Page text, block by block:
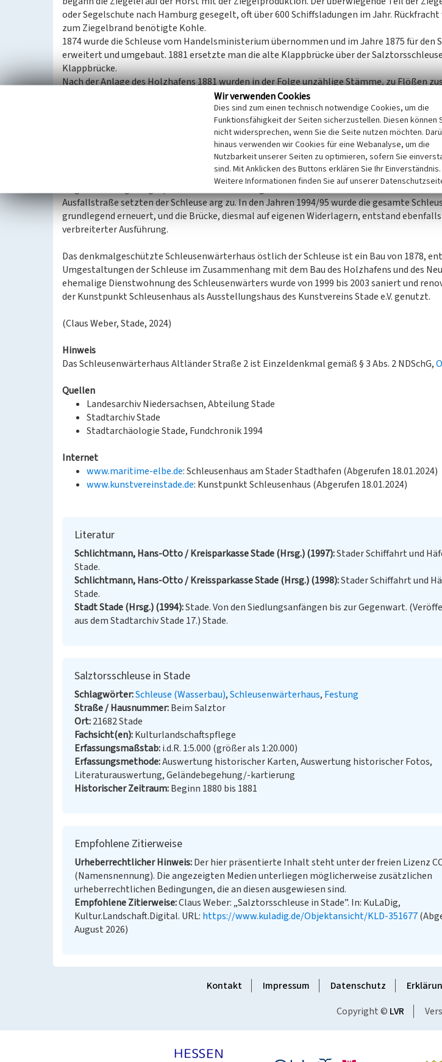
oder Segelschute nach Hamburg gesegelt, oft über 600 Schiffsladungen im Jahr.
zum Ziegelbrand benötigte Kohle.
1874 wurde die Schleuse vom Handelsministerium übernommen und im Jahre 1875 für den
erweitert und umgebaut. 1881 ersetzte man die alte Klappbrücke über der
Klappbrücke.
Nach der Anlage des Holzhafens 1881 wurden in der Folge unzählige Stämme, zu Flößen
vom neuen Hafen her durch die Schleuse gestakt, um mehrere Jahre wassergelagert zu
Hinter dem Schleusenwärterhaus entstanden Dienstgebäude, Schuppen sowie Liegeplätze
Wasserfahrzeuge des Wasser- und Schifffahrtsamtes, auf der Stadtseite des Holzhafens
Bootslagerhallen und Bootsstege für den Stader Segler-Verein gebaut. Für das Schleusen
gelegtem Mast waren vom Schleusenwärter genaue Zeiten festgelegt.
1922 musste die Schleuse erstmals instandgesetzt werden. Im Juli 1993 wurde die Überfahrt
Ausfallstraße setzten der Schleuse arg zu. In den Jahren 1994/95 wurde die gesamte
grundlegend erneuert, und die Brücke, diesmal auf eigenen Widerlagern, entstand
verbreiterter Ausführung.
Das denkmalgeschützte Schleusenwärterhaus östlich der Schleuse ist ein Bau von 1878,
Umgestaltungen der Schleuse im Zusammenhang mit dem Bau des Holzhafens und des
ehemalige Dienstwohnung des Schleusenwärters wurde von 1999 bis 2003 saniert und
der Kunstpunkt Schleusenhaus als Ausstellungshaus des Kunstvereins Stade e.V. genutzt.
(Claus Weber, Stade, 2024)
Hinweis
Das Schleusenwärterhaus Altländer Straße 2 ist Einzeldenkmal gemäß § 3 Abs. 2 NDSchG,
Quellen
Landesarchiv Niedersachsen, Abteilung Stade
Stadtarchiv Stade
Stadtarchäologie Stade, Fundchronik 1994
Internet
www.maritime-elbe.de: Schleusenhaus am Stader Stadthafen (Abgerufen 18.01.2024)
www.kunstvereinstade.de: Kunstpunkt Schleusenhaus (Abgerufen 18.01.2024)
Literatur
Schlichtmann, Hans-Otto / Kreisparkasse Stade (Hrsg.) (1997) Stader Schiffahrt und
Stade.
Schlichtmann, Hans-Otto / Kreissparkasse Stade (Hrsg.) (1998) Stader Schiffahrt und
Stade.
Stadt Stade (Hrsg.) (1994) Stade. Von den Siedlungsanfängen bis zur Gegenwart.
aus dem Stadtarchiv Stade 17.) Stade.
Salztorsschleuse in Stade
Schlagwörter Schleuse (Wasserbau) Schleusenwärterhaus Festung
Straße / Hausnummer Beim Salztor
Ort 21682 Stade
Fachsicht(en) Kulturlandschaftspflege
Erfassungsmaßstab i.d.R. 1:5.000 (größer als 1:20.000)
Erfassungsmethode Auswertung historischer Karten, Auswertung historischer Fotos,
Literaturauswertung, Geländebegehung/-kartierung
Historischer Zeitraum Beginn 1880 bis 1881
Empfohlene Zitierweise
Urheberrechtlicher Hinweis Der hier präsentierte Inhalt steht unter der freien Lizenz CC
(Namensnennung). Die angezeigten Medien unterliegen möglicherweise zusätzlichen
urheberrechtlichen Bedingungen, die an diesen ausgewiesen sind.
Empfohlene Zitierweise Claus Weber: „Salztorsschleuse in Stade”. In: KuLaDig,
Kultur.Landschaft.Digital. URL: https://www.kuladig.de/Objektansicht/KLD-351677
August 2026)
Kontakt Impressum Datenschutz
Copyright © LVR
Wir verwenden Cookies
Dies sind zum einen technisch notwendige Cookies, um die
Funktionsfähigkeit der Seiten sicherzustellen. Diesen können
nicht widersprechen, wenn Sie die Seite nutzen möchten.
hinaus verwenden wir Cookies für eine Webanalyse, um die
Nutzbarkeit unserer Seiten zu optimieren, sofern Sie
sind. Mit Anklicken des Buttons erklären Sie Ihr Einverständnis.
Weitere Informationen finden Sie auf unserer